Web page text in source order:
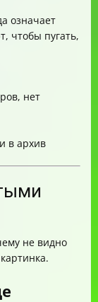
означает
чтобы пугать,
нет
в архив
не видно